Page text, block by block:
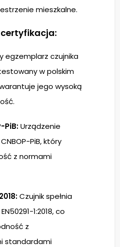
mieszkalne.
certyfikacja:
egzemplarz czujnika
w polskim
jego wysoką
PiB:Urządzenie
PiB, który
z normami
Czujnik spełnia
1:2018, co
z
standardami